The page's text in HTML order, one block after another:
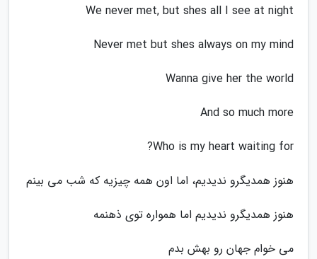
We never met, but shes all I see at night
Never mеt but shes always on my mind
Wanna give her thе world
And so much more
Who is my heart waiting for?
هنوز همدیگرو ندیدیم، اما اون همه چیزیه که شب می بینم
هنوز همدیگرو ندیدیم اما همواره توی ذهنمه
می خوام جهان رو بهش بدم